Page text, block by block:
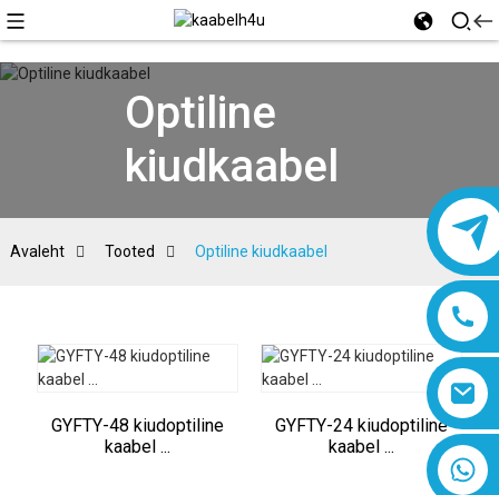
Optiline
kiudkaabel
Avaleht Tooted Optiline kiudkaabel
GYFTY-48 kiudoptiline
kaabel ...
GYFTY-24 kiudoptiline
kaabel ...